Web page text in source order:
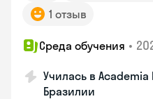
1 отзыв
Среда обучения •
Училась в
Бразилии